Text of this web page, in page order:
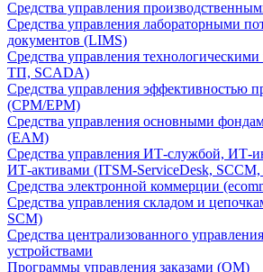
Средства управления
Средства управления лабораторными
документов (LIMS)
Средства управления
ТП, SCADA)
Средства управления эффективностью
(CPM/EPM)
Средства управления основными
(EAM)
Средства управления ИТ-службой, ИТ-
ИТ-активами (ITSM-ServiceDesk, SCCM,
Средства электронной коммерции
Средства управления складом и
SCM)
Средства централизованного
устройствами
Программы управления заказами (OM)